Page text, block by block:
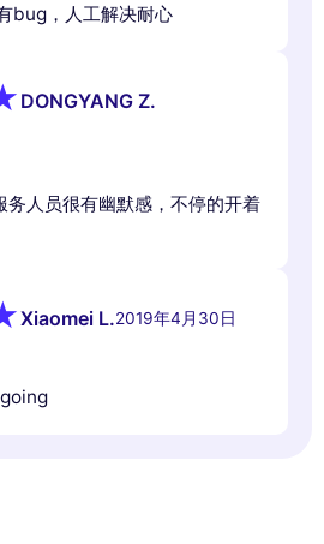
bug，人工解决耐心
DONGYANG Z.
务人员很有幽默感，不停的开着
Xiaomei L.2019年4月30日